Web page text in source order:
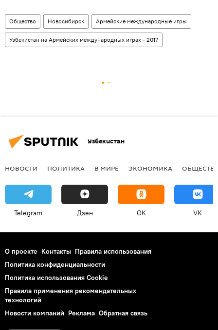
Общество Новосибирск Армейские международные игры
Узбекистан на Армейских международных играх - 2017
Узбекистан
НОВОСТИ ПОЛИТИКА В МИРЕ ЭКОНОМИКА
Telegram Дзен OK VK
О проекте Контакты Правила использования
Политика конфиденциальности
Политика использования Cookie
Правила применения рекомендательных
технологий
Новости компаний Реклама Обратная связь